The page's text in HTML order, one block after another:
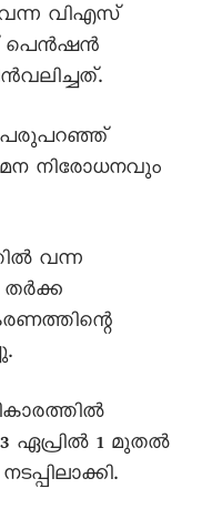
വിഎസ്
പെന്‍ഷന്‍
നിരോധനവും
വന്ന
തര്‍ക്ക
ഏപ്രിൽ 1 മുതല്‍